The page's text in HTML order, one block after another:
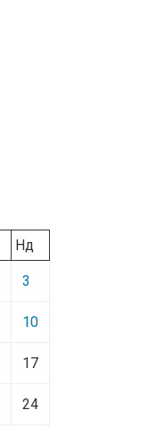
Нд
3
10
17
24